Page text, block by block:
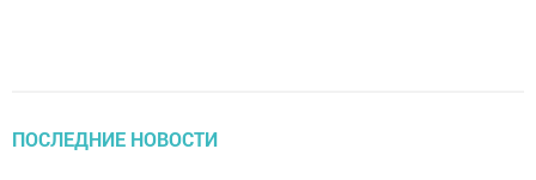
ПОСЛЕДНИЕ НОВОСТИ